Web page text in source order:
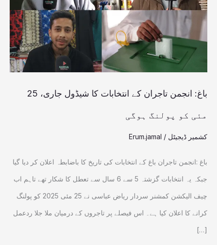
باغ: انجمن تاجران کے انتخابات کا شیڈول جاری، 25
مئی کو پولنگ ہوگی
کشمیر ڈیجیٹل /
Erum.jamal
باغ :انجمن تاجران باغ کے انتخابات کی تاریخ کا باضابطہ اعلان کر دیا گیا
جبکہ یہ انتخابات گزشتہ 5 سے 6 سال سے تعطل کا شکار تھے تاہم اب
چیف الیکشن کمشنر سردار ریاض عباسی نے 25 مئی 2025 کو پولنگ
کرانے کا اعلان کیا ہے۔ اس فیصلے پر تاجروں کے درمیان ملا جلا ردعمل
[…]
کے
انتخابات
شیڈول
جاری،
25
پولنگ
ہوگی